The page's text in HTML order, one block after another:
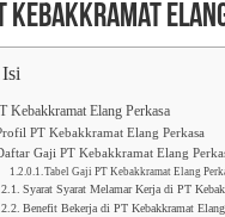
Kebakkramat
Kebakkramat Elang Perkasa
PT Kebakkramat Elang Perkasa
Gaji PT Kebakkramat Elang
Tabel Gaji PT Kebakkramat Elang
Syarat Syarat Melamar Kerja di PT
Benefit Bekerja di PT Kebakkramat Elang